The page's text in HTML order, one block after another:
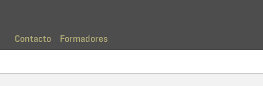
Contacto Formadores